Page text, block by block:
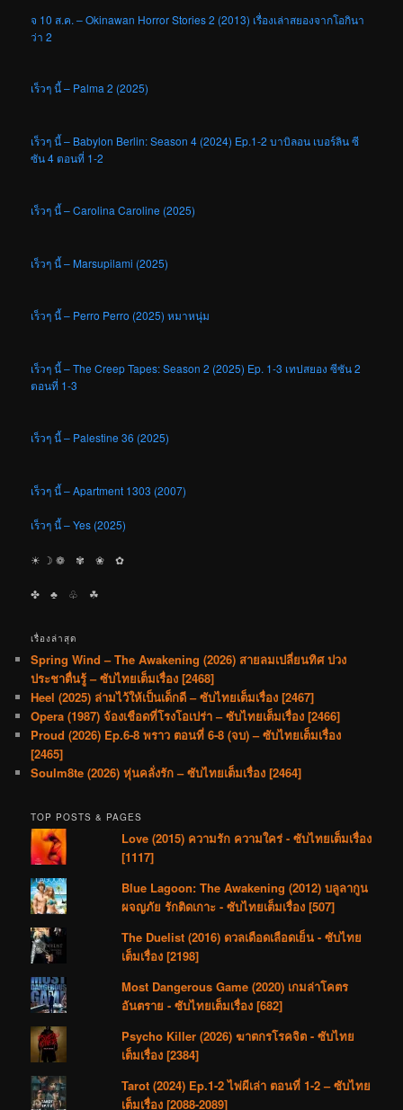
จ 10 ส.ค. – Okinawan Horror Stories 2 (2013) เรื่องเล่าสยองจากโอกินา
ว่า 2
เร็วๆ นี้ – Palma 2 (2025)
เร็วๆ นี้ – Babylon Berlin: Season 4 (2024) Ep.1-2 บาบิลอน เบอร์ลิน ซี
ซัน 4 ตอนที่ 1-2
เร็วๆ นี้ – Carolina Caroline (2025)
เร็วๆ นี้ – Marsupilami (2025)
เร็วๆ นี้ – Perro Perro (2025) หมาหนุ่ม
เร็วๆ นี้ – The Creep Tapes: Season 2 (2025) Ep. 1-3 เทปสยอง ซีซัน 2
ตอนที่ 1-3
เร็วๆ นี้ – Palestine 36 (2025)
เร็วๆ นี้ – Apartment 1303 (2007)
เร็วๆ นี้ – Yes (2025)
☀︎ ☽ ❁ ✾ ❀ ✿
✤ ♣︎ ♧ ☘︎
เรื่องล่าสุด
Spring Wind – The Awakening (2026) สายลมเปลี่ยนทิศ ปวง
ประชาตื่นรู้ – ซับไทยเต็มเรื่อง [2468]
Heel (2025) ล่ามไว้ให้เป็นเด็กดี – ซับไทยเต็มเรื่อง [2467]
Opera (1987) จ้องเชือดที่โรงโอเปร่า – ซับไทยเต็มเรื่อง [2466]
Proud (2026) Ep.6-8 พราว ตอนที่ 6-8 (จบ) – ซับไทยเต็มเรื่อง
[2465]
Soulm8te (2026) หุ่นคลั่งรัก – ซับไทยเต็มเรื่อง [2464]
TOP POSTS & PAGES
Love (2015) ความรัก ความใคร่ - ซับไทยเต็มเรื่อง
[1117]
Blue Lagoon: The Awakening (2012) บลูลากูน
ผจญภัย รักติดเกาะ - ซับไทยเต็มเรื่อง [507]
The Duelist (2016) ดวลเดือดเลือดเย็น - ซับไทย
เต็มเรื่อง [2198]
Most Dangerous Game (2020) เกมล่าโคตร
อันตราย - ซับไทยเต็มเรื่อง [682]
Psycho Killer (2026) ฆาตกรโรคจิต - ซับไทย
เต็มเรื่อง [2384]
Tarot (2024) Ep.1-2 ไพ่ผีเล่า ตอนที่ 1-2 – ซับไทย
เต็มเรื่อง [2088-2089]